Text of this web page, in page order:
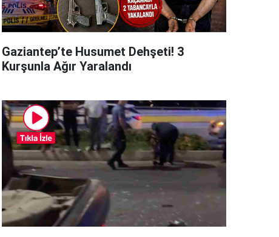
Gaziantep’te Husumet Dehşeti! 3
Kurşunla Ağır Yaralandı